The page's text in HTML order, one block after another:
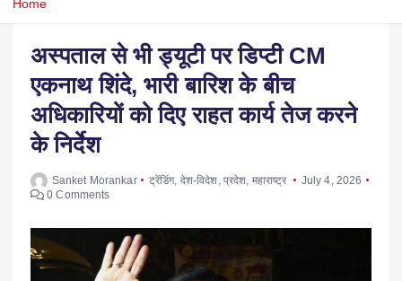
Home
अस्पताल से भी ड्यूटी पर डिप्टी CM
एकनाथ शिंदे, भारी बारिश के बीच
अधिकारियों को दिए राहत कार्य तेज करने
के निर्देश
Sanket Morankar ट्रेंडिंग, देश-विदेश प्रदेश महाराष्ट्र
July 4, 2026
0 Comments